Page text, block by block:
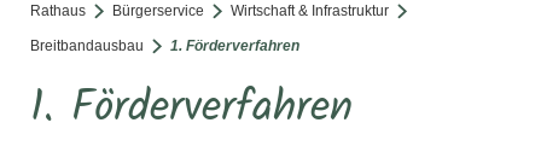
Rathaus Bürgerservice Wirtschaft & Infrastruktur
Breitbandausbau 1. Förderverfahren
1. Förderverfahren